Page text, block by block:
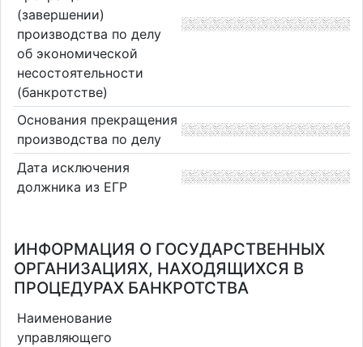
(завершении)
производства по делу
об экономической
несостоятельности
(банкротстве)
Основания прекращения
производства по делу
Дата исключения
должника из ЕГР
ИНФОРМАЦИЯ О ГОСУДАРСТВЕННЫХ
ОРГАНИЗАЦИЯХ, НАХОДЯЩИХСЯ В
ПРОЦЕДУРАХ БАНКРОТСТВА
Наименование
управляющего